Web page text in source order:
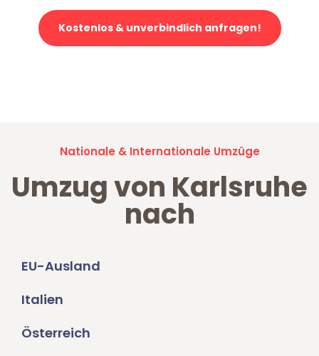
Kostenlos & unverbindlich anfragen!
Nationale & Internationale Umzüge
Umzug von Karlsruhe
nach
EU-Ausland
Italien
Österreich